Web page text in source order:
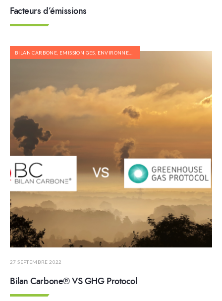
Facteurs d’émissions
BILAN CARBONE EMISSION GES ENVIRONNEMENT
27 SEPTEMBRE 2022
Bilan Carbone® VS GHG Protocol